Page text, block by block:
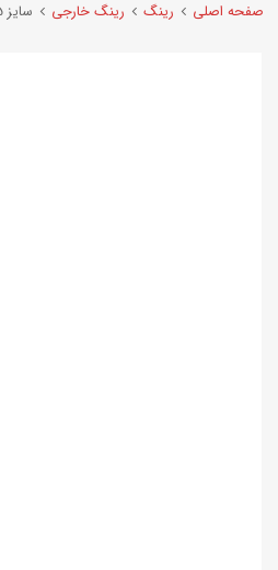
صفحه اصلی رینگ رینگ خارجی سایز 15 خارجی